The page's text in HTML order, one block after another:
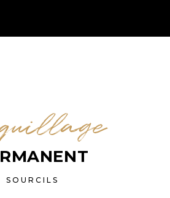
SOURCILS